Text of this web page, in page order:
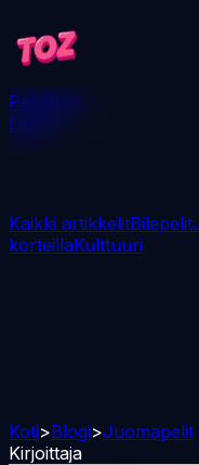
PelitBlogi
Lataa
Kaikki artikkelitBilepelit
korteillaKulttuuri
Koti>Blogi>Juomapelit
Kirjoittaja